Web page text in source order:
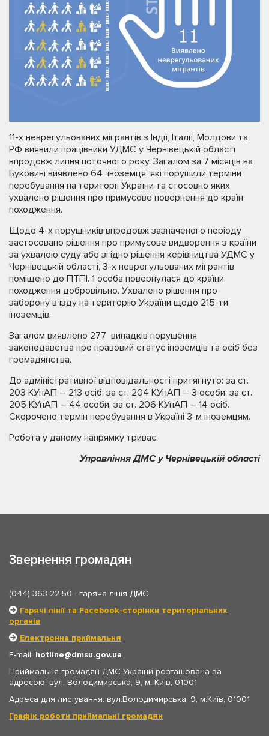
11-х неврегульованих мігрантів з Індії, Італії, Молдови та
РФ виявили працівники УДМС у Чернівецькій області
впродовж липня поточного року. Загалом за 7 місяців на
Буковині виявлено 64 іноземця, які порушили терміни
перебування на території України та стосовно яких
ухвалено рішення про примусове повернення до країн
походження.
Щодо 4-х порушників впродовж зазначеного періоду
застосовано рішення про примусове видворення з країни
за ухвалою суду або згідно рішення керівництва УДМС у
Чернівецькій області, 3-х неврегульованих мігрантів
поміщено до ПТПІ. 1 особа повернулася до країни
походження добровільно. Ухвалено рішення про
заборону в’їзду на територію України щодо 215-ти
іноземців.
Загалом виявлено 277 випадків порушення
законодавства про правовий статус іноземців та осіб без
громадянства.
До адміністративної відповідальності притягнуто: за ст.
203 КУпАП – 213 осіб; за ст. 204 КУпАП – 3 особи; за ст.
205 КУпАП – 44 особи; за ст. 206 КУпАП – 14 осіб.
Скорочено термін перебування в Україні 3-м іноземцям.
Робота у даному напрямку триває.
Управління ДМС у Чернівецькій області
Звернення громадян
(044) 363-22-50 - гаряча лінія ДМС
Гарячі лінії та Facebook-сторінки територіальних
органів
Електронна приймальня
E-mail: hotline
dmsu.gov.ua
Приймальня громадян ДМС України розташована за
адресою: вул. Володимирська, 9, м. Київ, 01001
Адреса для листування: вул.Володимирська, 9, м.Київ, 01001
Графік роботи приймальні громадян